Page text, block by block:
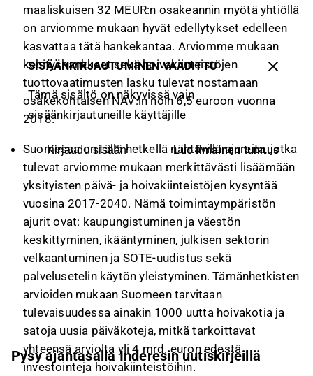
maaliskuisen 32 MEUR:n osakeannin myötä yhtiöllä
on arviomme mukaan hyvät edellytykset edelleen
kasvattaa tätä hankekantaa. Arviomme mukaan
kehityshankkeet sekä hoivakiinteistöjen
tuottovaatimusten lasku tulevat nostamaan
osakekohtaisen NAV:in noin 6,5 euroon vuonna
2018.
Suomessa on tällä hetkellä nähtävillä ajureita, jotka
tulevat arviomme mukaan merkittävästi lisäämään
yksityisten päivä- ja hoivakiinteistöjen kysyntää
vuosina 2017-2040. Nämä toimintaympäristön
ajurit ovat: kaupungistuminen ja väestön
keskittyminen, ikääntyminen, julkisen sektorin
velkaantuminen ja SOTE-uudistus sekä
palvelusetelin käytön yleistyminen. Tämänhetkisten
arvioiden mukaan Suomeen tarvitaan
tulevaisuudessa ainakin 1000 uutta hoivakotia ja
satoja uusia päiväkoteja, mitkä tarkoittavat
yhteensä arviolta yli 4 mrd. euron edestä
investointeja hoivakiinteistöihin.
SISÄÄNKIRJAUTUMINEN VAADITTU
Tämä sisältö on näkyvissä vain
sisäänkirjautuneille käyttäjille
Kirjaudu sisään Luo ilmainen tunnus
Pysy ajantasalla Inderesin uutiskirjeillä